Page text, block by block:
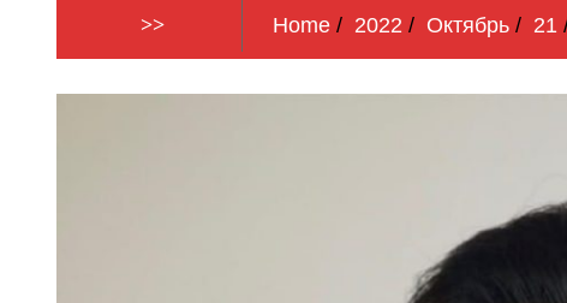
>> Home 2022 Октябрь 21